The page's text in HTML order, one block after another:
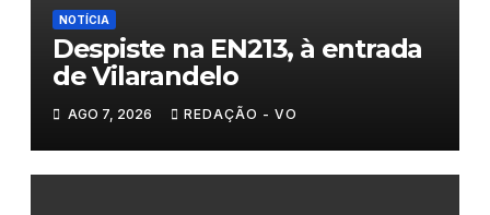
NOTÍCIA
Despiste na EN213, à entrada
de Vilarandelo
AGO 7, 2026 REDAÇÃO - VO